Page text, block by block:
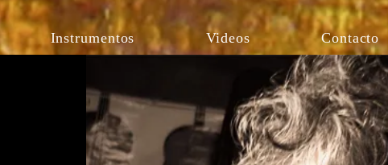
Instrumentos Videos Contacto